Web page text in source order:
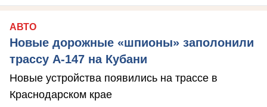
АВТО
Новые дорожные «шпионы» заполонили
трассу А-147 на Кубани
Новые устройства появились на трассе в
Краснодарском крае